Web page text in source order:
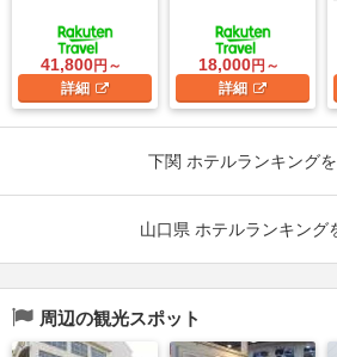
41,800円～
詳細
18,000円～
詳細
下関 ホテルランキング
山口県 ホテルランキング
周辺の観光スポット